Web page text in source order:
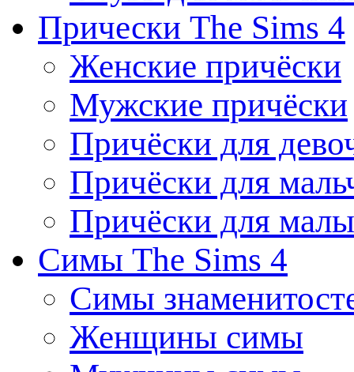
Прически The Sims 4
Женские причёски
Мужские причёски
Причёски для
Причёски для
Причёски для
Симы The Sims 4
Симы
Женщины симы